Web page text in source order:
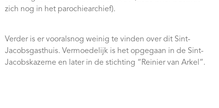
Webshop
zich nog in het parochiearchief).
Verder is er vooralsnog weinig te vinden over dit Sint-
Jacobsgasthuis. Vermoedelijk is het opgegaan in de Sint-
Jacobskazerne en later in de stichting “Reinier van Arkel”.